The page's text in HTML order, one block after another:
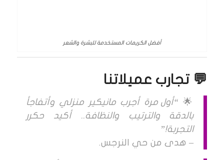
أفضل الكريمات المستخدمة للبشرة والشعر
💬 تجارب عميلاتنا
🌟 “أول مرة أجرب مانيكير منزلي وأتفاجأ
بالدقة والترتيب والنظافة.. أكيد حكرر
التجربة!”
– هدى من حي النرجس.